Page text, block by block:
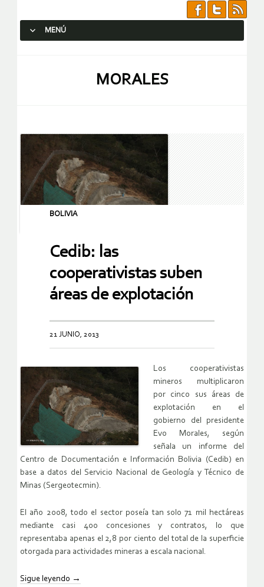
MENÚ
MORALES
BOLIVIA
Cedib: las
cooperativistas suben
áreas de explotación
21 JUNIO, 2013
Los cooperativistas
mineros multiplicaron
por cinco sus áreas de
explotación en el
gobierno del presidente
Evo Morales, según
señala un informe del
Centro de Documentación e Información Bolivia (Cedib) en
base a datos del Servicio Nacional de Geología y Técnico de
Minas (Sergeotecmin).
El año 2008, todo el sector poseía tan solo 71 mil hectáreas
mediante casi 400 concesiones y contratos, lo que
representaba apenas el 2,8 por ciento del total de la superficie
otorgada para actividades mineras a escala nacional.
Sigue leyendo →